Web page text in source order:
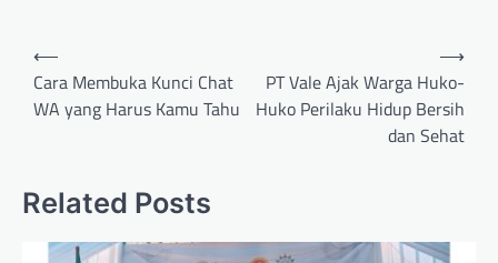
Post
navigation
⟵
Cara Membuka Kunci Chat
WA yang Harus Kamu Tahu
PT Vale Ajak Warga Huko-
Huko Perilaku Hidup Bersih
dan Sehat
⟶
Related Posts